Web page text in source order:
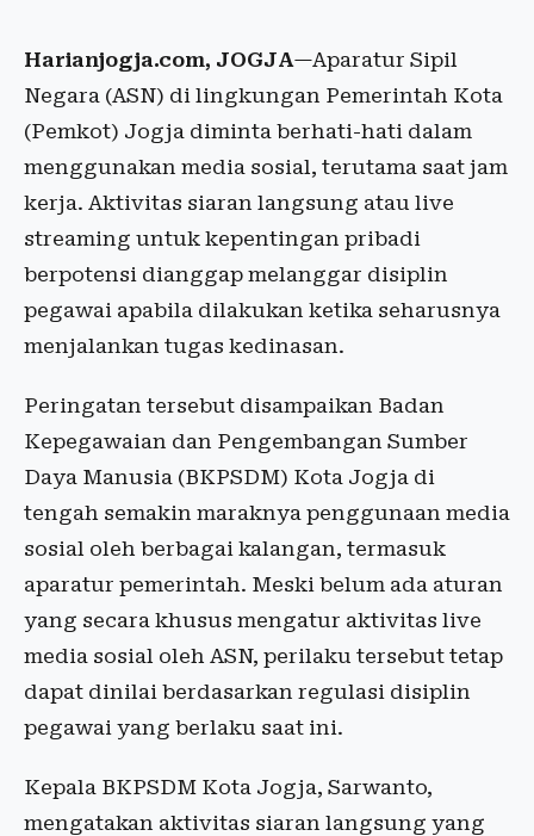
Harianjogja.com, JOGJA—Aparatur Sipil
Negara (ASN) di lingkungan Pemerintah Kota
(Pemkot) Jogja diminta berhati-hati dalam
menggunakan media sosial, terutama saat jam
kerja. Aktivitas siaran langsung atau live
streaming untuk kepentingan pribadi
berpotensi dianggap melanggar disiplin
pegawai apabila dilakukan ketika seharusnya
menjalankan tugas kedinasan.
Peringatan tersebut disampaikan Badan
Kepegawaian dan Pengembangan Sumber
Daya Manusia (BKPSDM) Kota Jogja di
tengah semakin maraknya penggunaan media
sosial oleh berbagai kalangan, termasuk
aparatur pemerintah. Meski belum ada aturan
yang secara khusus mengatur aktivitas live
media sosial oleh ASN, perilaku tersebut tetap
dapat dinilai berdasarkan regulasi disiplin
pegawai yang berlaku saat ini.
Kepala BKPSDM Kota Jogja, Sarwanto,
mengatakan aktivitas siaran langsung yang